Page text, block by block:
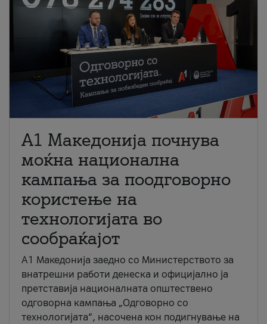
A1 Македонија почнува
моќна национална
кампања за поодговорно
користење на
технологијата во
сообраќајот
A1 Македонија заедно со Министерството за
внатрешни работи денеска и официјално ја
претставија националната општествено
одговорна кампања „Одговорно со
технологијата“, насочена кон подигнување на